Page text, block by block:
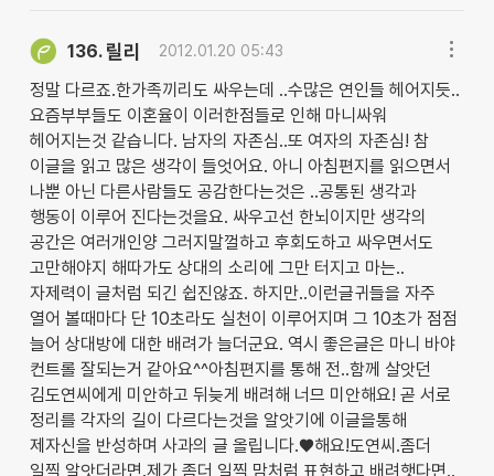
136. 릴리 2012.01.20 05:43
정말 다르죠.한가족끼리도 싸우는데 ..수많은 연인들 헤어지듯..
요즘부부들도 이혼율이 이러한점들로 인해 마니싸워
헤어지는것 같습니다. 남자의 자존심..또 여자의 자존심! 참
이글을 읽고 많은 생각이 들엇어요. 아니 아침편지를 읽으면서
나뿐 아닌 다른사람들도 공감한다는것은 ..공통된 생각과
행동이 이루어 진다는것을요. 싸우고선 한뇌이지만 생각의
공간은 여러개인양 그러지말껄하고 후회도하고 싸우면서도
고만해야지 해따가도 상대의 소리에 그만 터지고 마는..
자제력이 글처럼 되긴 쉽진않죠. 하지만..이런글귀들을 자주
열어 볼때마다 단 10초라도 실천이 이루어지며 그 10초가 점점
늘어 상대방에 대한 배려가 늘더군요. 역시 좋은글은 마니 바야
컨트롤 잘되는거 같아요^^아침편지를 통해 전..함께 살앗던
김도연씨에게 미안하고 뒤늦게 배려해 너므 미안해요! 곧 서로
정리를 각자의 길이 다르다는것을 알앗기에 이글을통해
제자신을 반성하며 사과의 글 올립니다.♥해요!도연씨.좀더
일찍 알앗더라면.제가 좀더 일찍 맘처럼 표현하고 배려햇다면..